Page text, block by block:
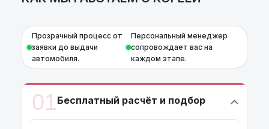
Прозрачный процесс от
заявки до выдачи
автомобиля.
Персональный менеджер
сопровождает вас на
каждом этапе.
01Бесплатный расчёт и подбор